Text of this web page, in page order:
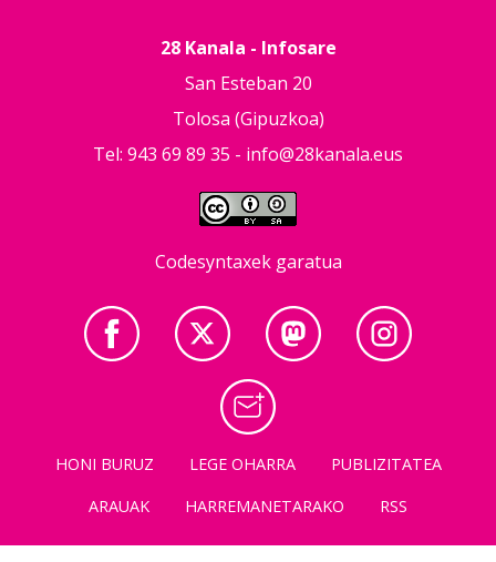
28 Kanala - Infosare
San Esteban 20
Tolosa (Gipuzkoa)
Tel: 943 69 89 35 - info@28kanala.eus
Codesyntaxek garatua
HONI BURUZ LEGE OHARRA
PUBLIZITATEA
ARAUAK
HARREMANETARAKO RSS